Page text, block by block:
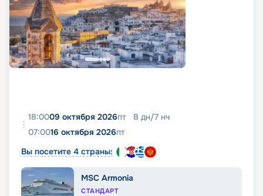
18:0009 октября 2026пт 8 дн/7 нч
07:0016 октября 2026пт
Вы посетите 4 страны:
MSC Armonia
СТАНДАРТ